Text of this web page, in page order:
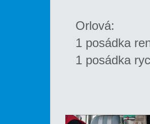
Orlová:
1 posádka
1 posádka